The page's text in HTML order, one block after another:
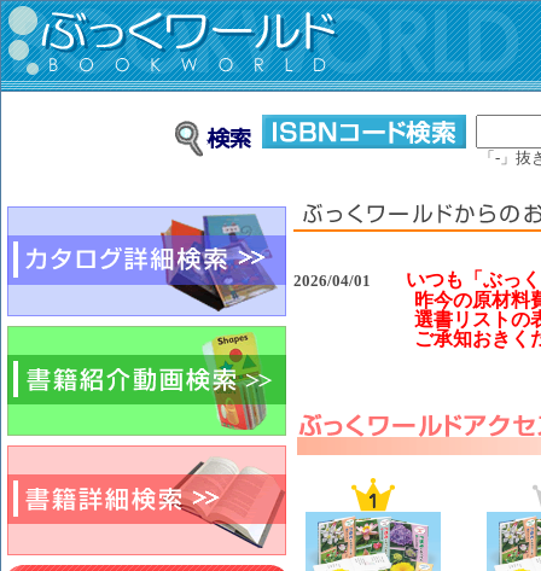
「-」抜
2026/04/01
いつも「ぶっく
昨今の原材料費高騰
選書リストの表示金額
ご承知おきください